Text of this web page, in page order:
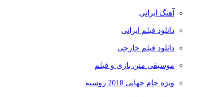
آهنگ ایرانی
دانلود فیلم ایرانی
دانلود فیلم خارجی
موسیقی متن بازی و فیلم
ویژه جام جهانی 2018 روسیه